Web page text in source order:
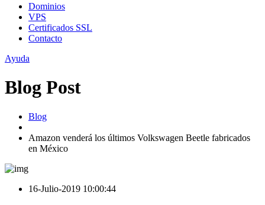
Dominios
VPS
Certificados SSL
Contacto
Ayuda
Blog Post
Blog
Amazon venderá los últimos Volkswagen Beetle fabricados
en México
16-Julio-2019 10:00:44